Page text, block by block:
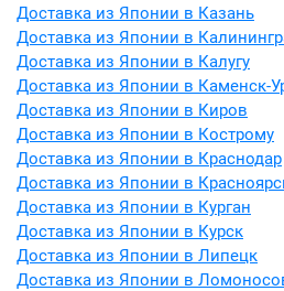
Доставка из Японии в Казань
Доставка из Японии в
Доставка из Японии в Калугу
Доставка из Японии в Каменск-
Доставка из Японии в Киров
Доставка из Японии в Кострому
Доставка из Японии в Краснодар
Доставка из Японии в
Доставка из Японии в Курган
Доставка из Японии в Курск
Доставка из Японии в Липецк
Доставка из Японии в